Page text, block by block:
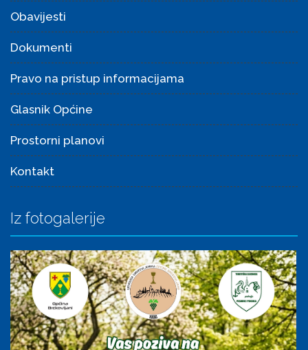
Obavijesti
Dokumenti
Pravo na pristup informacijama
Glasnik Općine
Prostorni planovi
Kontakt
Iz fotogalerije